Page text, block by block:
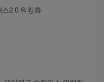
스2.0 워킹화